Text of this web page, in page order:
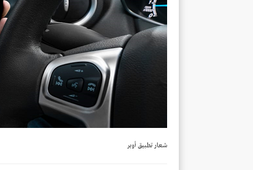
شعار تطبيق أوبر